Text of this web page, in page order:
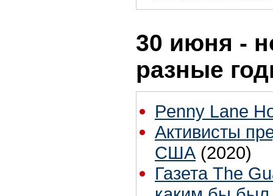
30 июня -
разные
Penny Lane
Активисты
США (2020)
Газета The